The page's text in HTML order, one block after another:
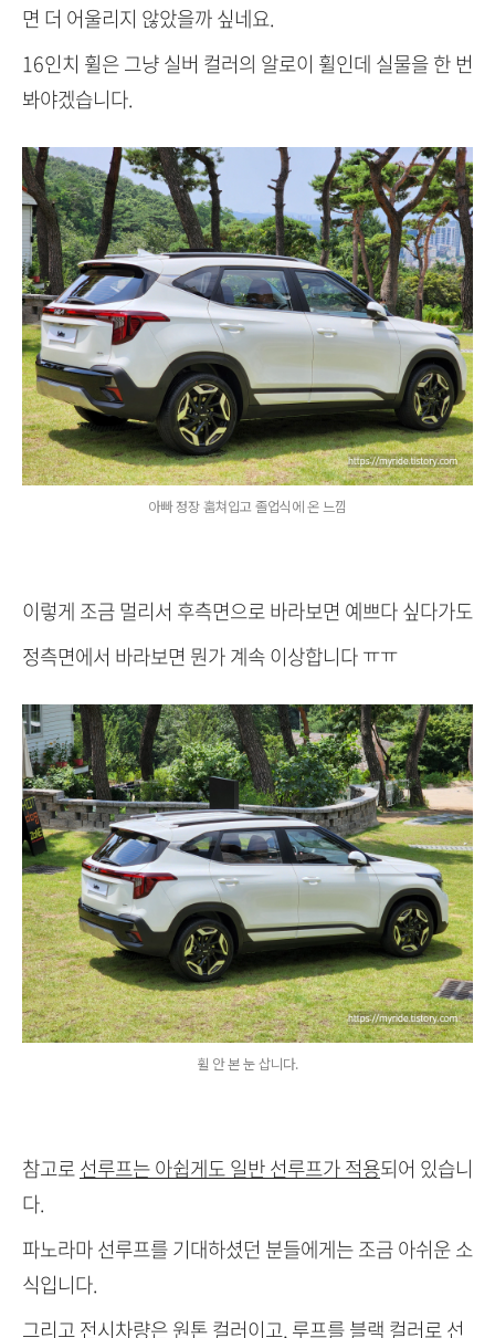
면 더 어울리지 않았을까 싶네요.
16인치 휠은 그냥 실버 컬러의 알로이 휠인데 실물을 한 번
봐야겠습니다.
아빠 정장 훔쳐입고 졸업식에 온 느낌
이렇게 조금 멀리서 후측면으로 바라보면 예쁘다 싶다가도
정측면에서 바라보면 뭔가 계속 이상합니다 ㅠㅠ
휠 안 본 눈 삽니다.
참고로선루프는 아쉽게도 일반 선루프가 적용되어 있습니
다.
파노라마 선루프를 기대하셨던 분들에게는 조금 아쉬운 소
식입니다.
그리고 전시차량은 원톤 컬러이고,루프를 블랙 컬러로 선